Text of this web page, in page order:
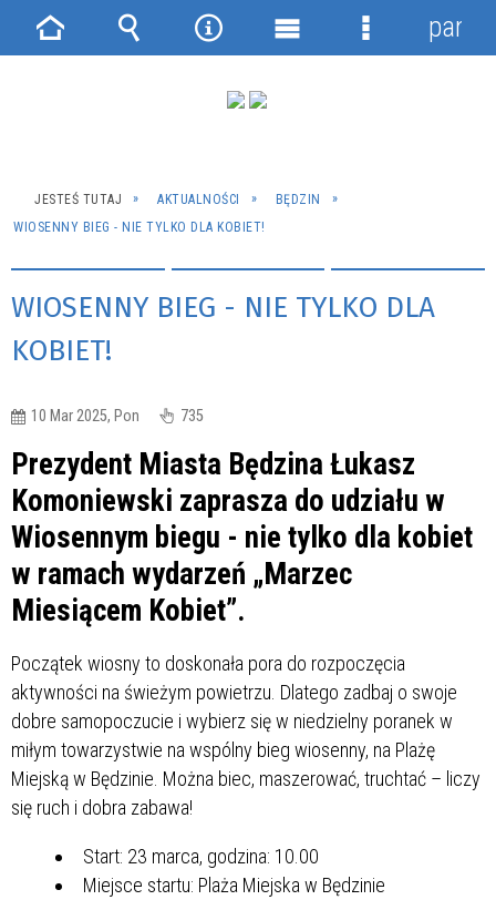
JESTEŚ TUTAJ AKTUALNOŚCI
BĘDZIN
WIOSENNY BIEG - NIE TYLKO DLA KOBIET!
WIOSENNY BIEG - NIE TYLKO DLA
KOBIET!
10 Mar 2025, Pon 735
Prezydent Miasta Będzina Łukasz
Komoniewski zaprasza do udziału w
Wiosennym biegu - nie tylko dla kobiet
w ramach wydarzeń „Marzec
Miesiącem Kobiet”.
Początek wiosny to doskonała pora do rozpoczęcia
aktywności na świeżym powietrzu. Dlatego zadbaj o swoje
dobre samopoczucie i wybierz się w niedzielny poranek w
miłym towarzystwie na wspólny bieg wiosenny, na Plażę
Miejską w Będzinie. Można biec, maszerować, truchtać – liczy
się ruch i dobra zabawa!
Start: 23 marca, godzina: 10.00
Miejsce startu: Plaża Miejska w Będzinie
Strona Wyszukiwarka
NarzędziaMenu
Menu
panel